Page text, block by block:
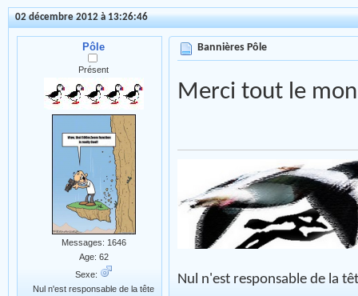
02 décembre 2012 à 13:26:46
Pôle
Présent
Messages: 1646
Age: 62
Sexe:
Nul n'est responsable de la tête
Bannières Pôle
Merci tout le
Nul n'est responsable de la